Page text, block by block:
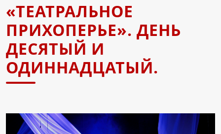
«ТЕАТРАЛЬНОЕ
ПРИХОПЕРЬЕ». ДЕНЬ
ДЕСЯТЫЙ И
ОДИННАДЦАТЫЙ.